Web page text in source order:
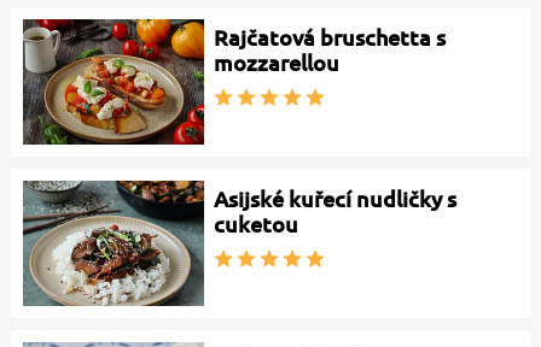
Rajčatová bruschetta s
mozzarellou
Asijské kuřecí nudličky s
cuketou